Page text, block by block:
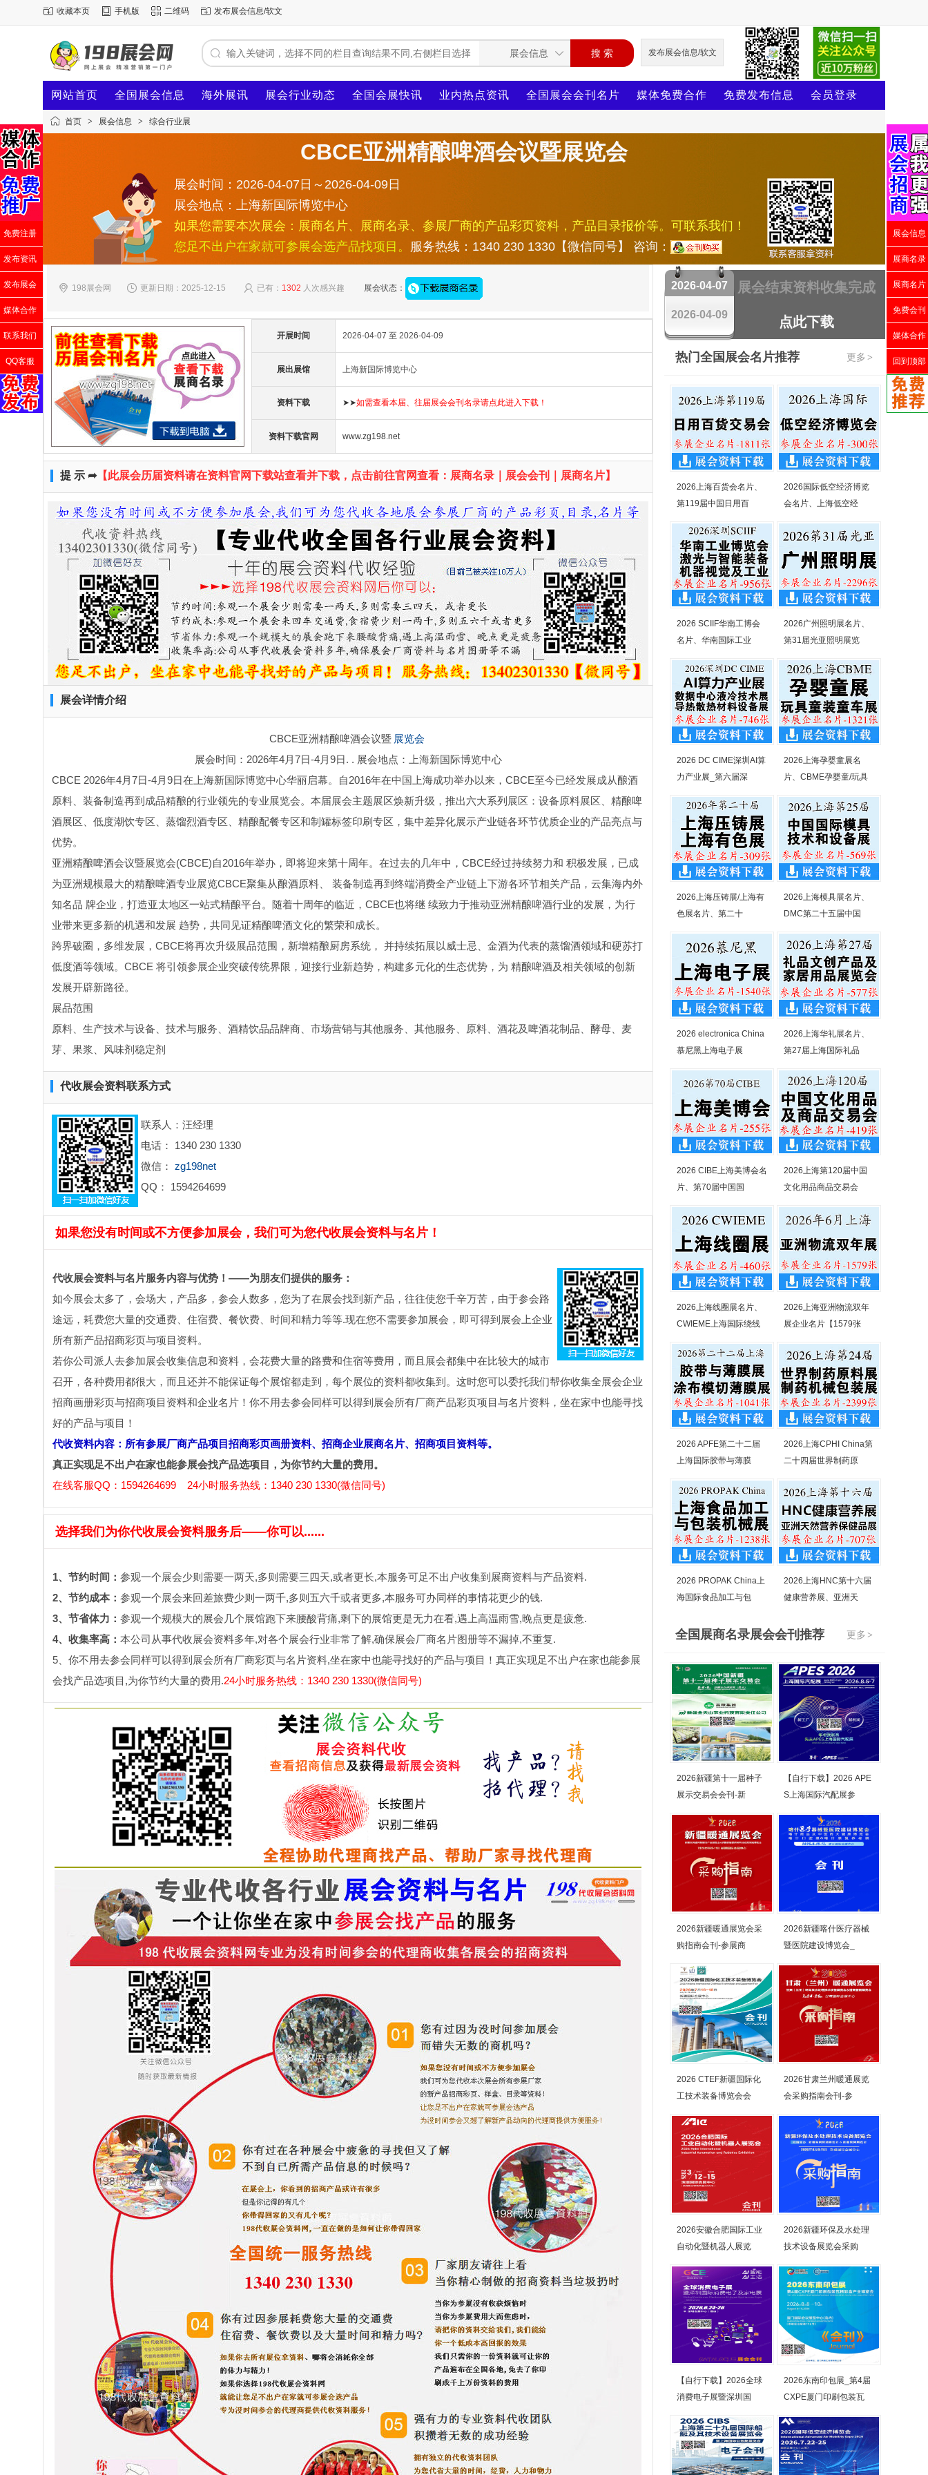
收藏本页 手机版 二维码 发布展会信息/软文
发布展会信息/软文
网站首页 全国展会信息 海外展讯 展会行业动态 全国会展快讯 业内热点资讯 全国展会会刊名片 媒体免费合作 免费发布信息 会员登录
首页 > 展会信息 > 综合行业展
CBCE亚洲精酿啤酒会议暨展览会
展会时间：2026-04-07日～2026-04-09日
展会地点：上海新国际博览中心
如果您需要本次展会：展商名片、展商名录、参展厂商的产品彩页资料，产品目录报价等。可联系我们！
您足不出户在家就可参展会选产品找项目。 服务热线：1340 230 1330【微信同号】 咨询：
198展会网 更新日期：2025-12-15 已有： 1302 人次感兴趣 展会状态：
开展时间 2026-04-07 至 2026-04-09
展出展馆 上海新国际博览中心
资料下载 ➤➤如需查看本届、往届展会会刊名录请点此进入下载！
资料下载官网 www.zg198.net
提 示 ➦【此展会历届资料请在资料官网下载站查看并下载，点击前往官网查看：展商名录｜展会会刊｜展商名片】
展会详情介绍
CBCE亚洲精酿啤酒会议暨 展览会
展会时间：2026年4月7日-4月9日. . 展会地点：上海新国际博览中心
CBCE 2026年4月7日-4月9日在上海新国际博览中心华丽启幕。自2016年在中国上海成功举办以来，CBCE至今已经发展成从酿酒
原料、装备制造再到成品精酿的行业领先的专业展览会。本届展会主题展区焕新升级，推出六大系列展区：设备原料展区、精酿啤
酒展区、低度潮饮专区、蒸馏烈酒专区、精酿配餐专区和制罐标签印刷专区，集中差异化展示产业链各环节优质企业的产品亮点与
优势。
亚洲精酿啤酒会议暨展览会(CBCE)自2016年举办，即将迎来第十周年。在过去的几年中，CBCE经过持续努力和 积极发展，已成
为亚洲规模最大的精酿啤酒专业展览CBCE聚集从酿酒原料、 装备制造再到终端消费全产业链上下游各环节相关产品，云集海内外
知名品 牌企业，打造亚太地区一站式精酿平台。随着十周年的临近，CBCE也将继 续致力于推动亚洲精酿啤酒行业的发展，为行
业带来更多新的机遇和发展 趋势，共同见证精酿啤酒文化的繁荣和成长。
跨界破圈，多维发展，CBCE将再次升级展品范围，新增精酿厨房系统， 并持续拓展以威士忌、金酒为代表的蒸馏酒领域和硬苏打
低度酒等领域。CBCE 将引领参展企业突破传统界限，迎接行业新趋势，构建多元化的生态优势，为 精酿啤酒及相关领域的创新
发展开辟新路径。
展品范围
原料、生产技术与设备、技术与服务、酒精饮品品牌商、市场营销与其他服务、其他服务、原料、酒花及啤酒花制品、酵母、麦
芽、果浆、风味剂稳定剂
代收展会资料联系方式
联系人：汪经理
电话： 1340 230 1330
微信： zg198net
QQ： 1594264699
如果您没有时间或不方便参加展会，我们可为您代收展会资料与名片！
代收展会资料与名片服务内容与优势！——为朋友们提供的服务：
如今展会太多了，会场大，产品多，参会人数多，您为了在展会找到新产品，往往使您千辛万苦，由于参会路
途远，耗费您大量的交通费、住宿费、餐饮费、时间和精力等等.现在您不需要参加展会，即可得到展会上企业
所有新产品招商彩页与项目资料。
若你公司派人去参加展会收集信息和资料，会花费大量的路费和住宿等费用，而且展会都集中在比较大的城市
召开，各种费用都很大，而且还并不能保证每个展馆都走到，每个展位的资料都收集到。这时您可以委托我们帮你收集全展会企业
招商画册彩页与招商项目资料和企业名片！你不用去参会同样可以得到展会所有厂商产品彩页项目与名片资料，坐在家中也能寻找
好的产品与项目！
代收资料内容：所有参展厂商产品项目招商彩页画册资料、招商企业展商名片、招商项目资料等。
真正实现足不出户在家也能参展会找产品选项目，为你节约大量的费用。
在线客服QQ：1594264699 24小时服务热线：1340 230 1330(微信同号)
选择我们为你代收展会资料服务后——你可以......
1、节约时间： 参观一个展会少则需要一两天,多则需要三四天,或者更长,本服务可足不出户收集到展商资料与产品资料.
2、节约成本： 参观一个展会来回差旅费少则一两千,多则五六千或者更多,本服务可办同样的事情花更少的钱.
3、节省体力： 参观一个规模大的展会几个展馆跑下来腰酸背痛,剩下的展馆更是无力在看,遇上高温雨雪,晚点更是疲惫.
4、收集率高： 本公司从事代收展会资料多年,对各个展会行业非常了解,确保展会厂商名片图册等不漏掉,不重复.
5、你不用去参会同样可以得到展会所有厂商彩页与名片资料,坐在家中也能寻找好的产品与项目！真正实现足不出户在家也能参展
会找产品选项目,为你节约大量的费用.24小时服务热线：1340 230 1330(微信同号)
2026-04-07
2026-04-09
展会结束资料收集完成
点此下载
更多 >
热门全国展会名片推荐
2026上海百货会名片、
第119届中国日用百
2026国际低空经济博览
会名片、上海低空经
2026 SCIIF华南工博会
名片、华南国际工业
2026广州照明展名片、
第31届光亚照明展览
2026 DC CIME深圳AI算
力产业展_第六届深
2026上海孕婴童展名
片、CBME孕婴童/玩具
2026上海压铸展/上海有
色展名片、第二十
2026上海模具展名片、
DMC第二十五届中国
2026 electronica China
慕尼黑上海电子展
2026上海华礼展名片、
第27届上海国际礼品
2026 CIBE上海美博会名
片、第70届中国国
2026上海第120届中国
文化用品商品交易会
2026上海线圈展名片、
CWIEME上海国际绕线
2026上海亚洲物流双年
展企业名片【1579张
2026 APFE第二十二届
上海国际胶带与薄膜
2026上海CPHI China第
二十四届世界制药原
2026 PROPAK China上
海国际食品加工与包
2026上海HNC第十六届
健康营养展、亚洲天
更多 >
全国展商名录展会会刊推荐
2026新疆第十一届种子
展示交易会会刊-新
【自行下载】2026 APE
S上海国际汽配展参
2026新疆暖通展览会采
购指南会刊-参展商
2026新疆喀什医疗器械
暨医院建设博览会_
2026 CTEF新疆国际化
工技术装备博览会会
2026甘肃兰州暖通展览
会采购指南会刊-参
2026安徽合肥国际工业
自动化暨机器人展览
2026新疆环保及水处理
技术设备展览会采购
【自行下载】2026全球
消费电子展暨深圳国
2026东南印包展_第4届
CXPE厦门印刷包装瓦
免费注册
发布资讯
发布展会
媒体合作
联系我们
QQ客服
展会信息
展商名录
展商名片
免费会刊
媒体合作
回到顶部